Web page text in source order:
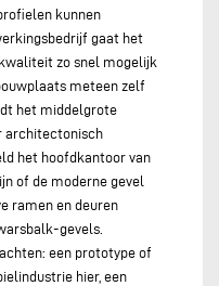
kunnen
gaat het
zo snel mogelijk
meteen zelf
het middelgrote
architectonisch
het hoofdkantoor van
of de moderne gevel
ramen en deuren
gevels.
een prototype of
hier, een